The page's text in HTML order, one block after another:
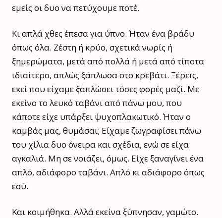
εμείς οι δυο να πετύχουμε ποτέ.
Κι απλά χθες έπεσα για ύπνο. Ήταν ένα βράδυ
όπως όλα. Ζέστη ή κρύο, σχετικά νωρίς ή
ξημερώματα, μετά από πολλά ή μετά από τίποτα
ιδιαίτερο, απλώς ξάπλωσα στο κρεβάτι. Ξέρεις,
εκεί που είχαμε ξαπλώσει τόσες φορές μαζί. Με
εκείνο το λευκό ταβάνι από πάνω μου, που
κάποτε είχε υπάρξει ψυχοπλακωτικό. Ήταν ο
καμβάς μας, θυμάσαι; Είχαμε ζωγραφίσει πάνω
του χίλια δυο όνειρα και σχέδια, ενώ σε είχα
αγκαλιά. Μη σε νοιάζει, όμως. Είχε ξαναγίνει ένα
απλό, αδιάφορο ταβάνι. Απλό κι αδιάφορο όπως
εσύ.
Και κοιμήθηκα. Αλλά εκείνα ξύπνησαν, γαμώτο.